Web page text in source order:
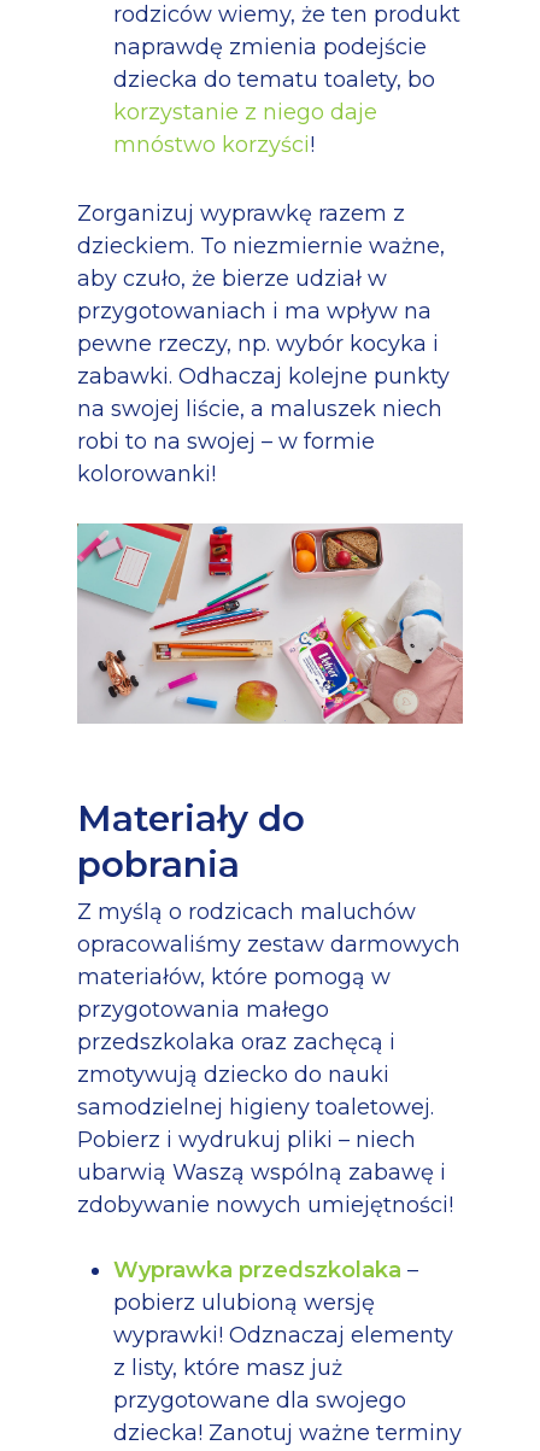
rodziców wiemy, że ten produkt
naprawdę zmienia podejście
dziecka do tematu toalety, bo
korzystanie z niego daje
mnóstwo korzyści!
Zorganizuj wyprawkę razem z
dzieckiem. To niezmiernie ważne,
aby czuło, że bierze udział w
przygotowaniach i ma wpływ na
pewne rzeczy, np. wybór kocyka i
zabawki. Odhaczaj kolejne punkty
na swojej liście, a maluszek niech
robi to na swojej – w formie
kolorowanki!
Materiały do
pobrania
Z myślą o rodzicach maluchów
opracowaliśmy zestaw darmowych
materiałów, które pomogą w
przygotowania małego
przedszkolaka oraz zachęcą i
zmotywują dziecko do nauki
samodzielnej higieny toaletowej.
Pobierz i wydrukuj pliki – niech
ubarwią Waszą wspólną zabawę i
zdobywanie nowych umiejętności!
Wyprawka przedszkolaka –
pobierz ulubioną wersję
wyprawki! Odznaczaj elementy
z listy, które masz już
przygotowane dla swojego
dziecka! Zanotuj ważne terminy